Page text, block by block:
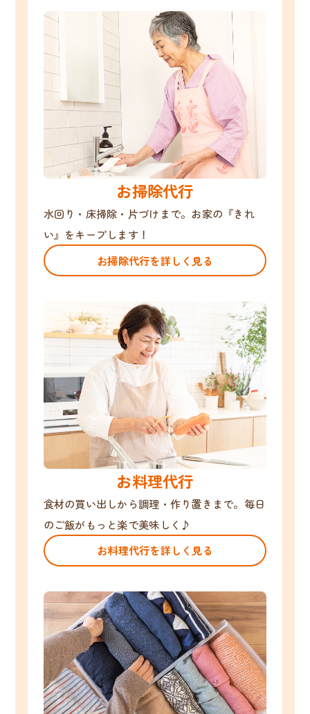
お掃除代行
水回り・床掃除・片づけまで。お家の『きれ
い』をキープします！
お掃除代行を詳しく見る
お料理代行
食材の買い出しから調理・作り置きまで。毎日
のご飯がもっと楽で美味しく♪
お料理代行を詳しく見る